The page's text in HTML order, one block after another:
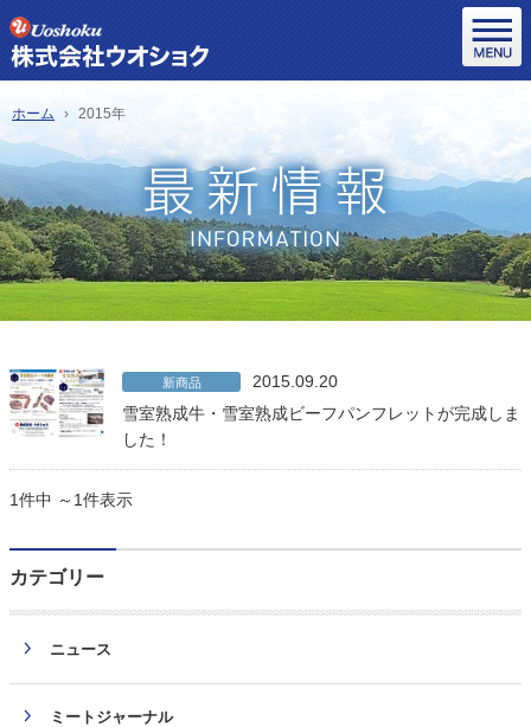
ホーム 2015年
新商品
2015.09.20
雪室熟成牛・雪室熟成ビーフパンフレットが完成しま
した！
1件中 ～1件表示
カテゴリー
ニュース
ミートジャーナル